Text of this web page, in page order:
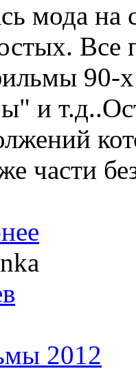
мода
Все
90-
и
части
2012